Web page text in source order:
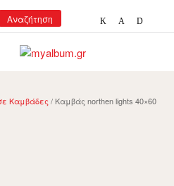
Αναζήτηση
Καμβάδες / Καμβάς northen lights 40×60